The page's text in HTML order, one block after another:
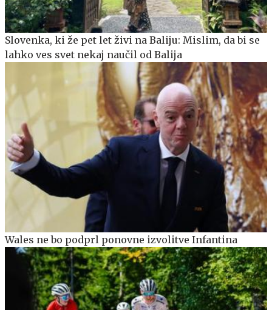
Slovenka, ki že pet let živi na Baliju: Mislim, da bi se
lahko ves svet nekaj naučil od Balija
Wales ne bo podprl ponovne izvolitve Infantina